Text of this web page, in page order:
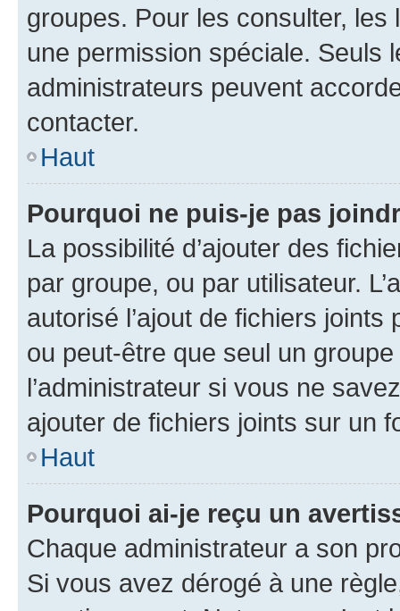
groupes. Pour les consulter,
une permission spéciale. Seuls
administrateurs peuvent
contacter.
Haut
Pourquoi ne puis-je pas
La possibilité d’ajouter des
par groupe, ou par utilisateur.
autorisé l’ajout de fichiers
ou peut-être que seul un
l’administrateur si vous ne
ajouter de fichiers joints sur un
Haut
Pourquoi ai-je reçu un
Chaque administrateur a son
Si vous avez dérogé à une